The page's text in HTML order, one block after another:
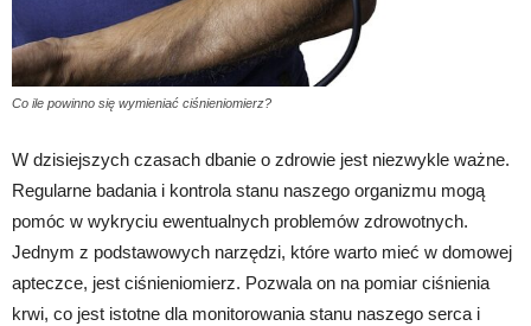
Co ile powinno się wymieniać ciśnieniomierz?
W dzisiejszych czasach dbanie o zdrowie jest niezwykle ważne.
Regularne badania i kontrola stanu naszego organizmu mogą
pomóc w wykryciu ewentualnych problemów zdrowotnych.
Jednym z podstawowych narzędzi, które warto mieć w domowej
apteczce, jest ciśnieniomierz. Pozwala on na pomiar ciśnienia
krwi, co jest istotne dla monitorowania stanu naszego serca i